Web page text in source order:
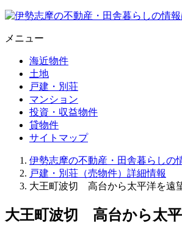
メニュー
海近物件
土地
戸建・別荘
マンション
投資・収益物件
貸物件
サイトマップ
伊勢志摩の不動産・田舎暮らしの
戸建・別荘（売物件）詳細情報
大王町波切 高台から太平洋を遠
大王町波切 高台から太